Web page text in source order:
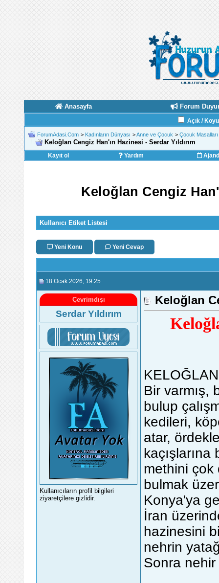
Anasayfa Forum
Açık /
ForumAdasi.Com > Kadınların Dünyası >Anne ve Çocuk > Çocuk Masalları
Keloğlan Cengiz Han'ın Hazinesi - Serdar Yıldırım
Kayıt ol Yardım
Keloğlan Cengiz
Kullanıcı Etiket Listesi
Yeni Konu Yeni Cevap
18 Ocak 2026 , 19:25
Çevrimdışı
Serdar Yıldırım
Kullanıcıların profil bilgileri
ziyaretçilere gizlidir.
Keloğlan
Bir varmış,
bulup
kedileri,
atar,
methini çok
bulmak
Konya'ya
İran
hazinesini
nehrin
Sonra